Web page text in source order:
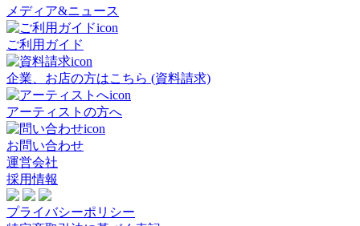
メディア&ニュース
ご利用ガイド
企業、お店の方はこちら (資料請求)
アーティストの方へ
お問い合わせ
運営会社
採用情報
プライバシーポリシー